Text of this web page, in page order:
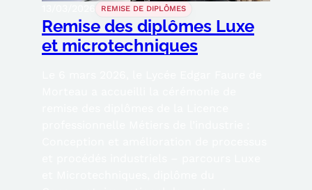
REMISE DE DIPLÔMES
Remise des diplômes Luxe
et microtechniques